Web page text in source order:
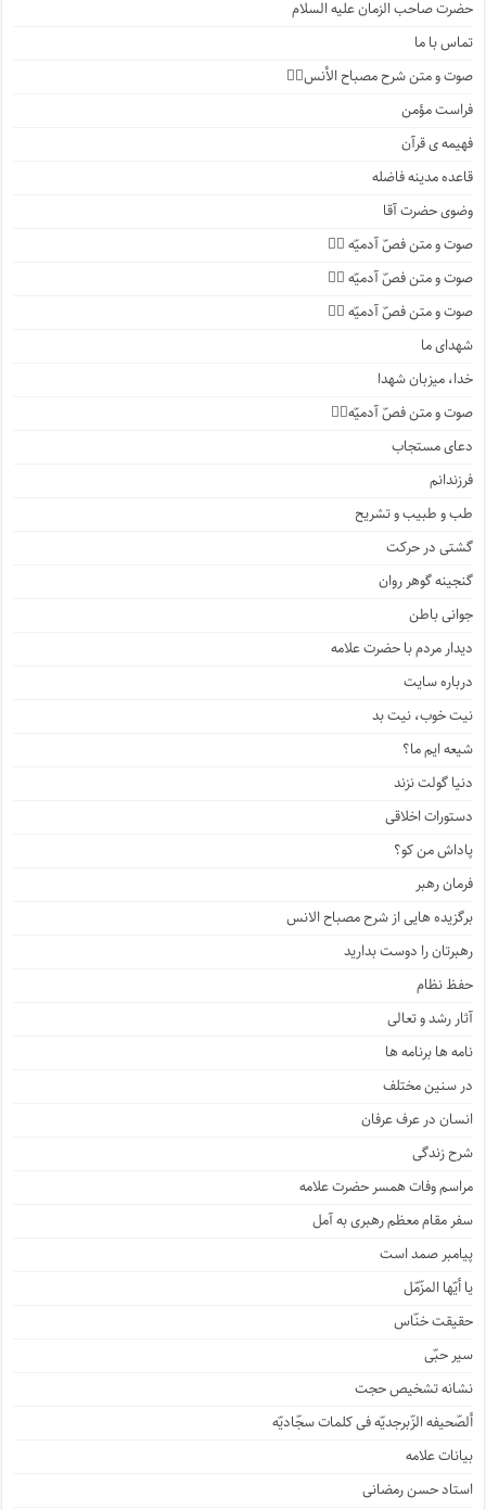
حضرت صاحب الزمان علیه السلام
تماس با ما
صوت و متن شرح مصباح الأنس۱️⃣
فراست مؤمن
فهیمه ی قرآن
قاعده مدینه فاضله
وضوی حضرت آقا
صوت و متن فصّ آدمیّه ۴️⃣
صوت و متن فصّ آدمیّه ۳️⃣
صوت و متن فصّ آدمیّه ۲️⃣
شهدای ما
خدا، میزبان شهدا
صوت و متن فصّ آدمیّه۱️⃣
دعای مستجاب
فرزندانم
طب و طبیب و تشریح
گشتی در حرکت
گنجینه گوهر روان
جوانی باطن
دیدار مردم با حضرت علامه
درباره سایت
نیت خوب، نیت بد
شیعه ایم ما؟
دنیا گولت نزند
دستورات اخلاقی
پاداش من کو؟
فرمان رهبر
برگزیده هایی از شرح مصباح الانس
رهبرتان را دوست بدارید
حفظ نظام
آثار رشد و تعالی
نامه ها برنامه ها
در سنین مختلف
انسان در عرف عرفان
شرح زندگی
مراسم وفات همسر حضرت علامه
سفر مقام معظم رهبری به آمل
پیامبر صمد است
یا أیّها المزّمّل
حقیقت خنّاس
سیر حبّی
نشانه تشخیص حجت
ألصّحیفه الزّبرجدیّه فی کلمات سجّادیّه
بیانات علامه
استاد حسن رمضانی